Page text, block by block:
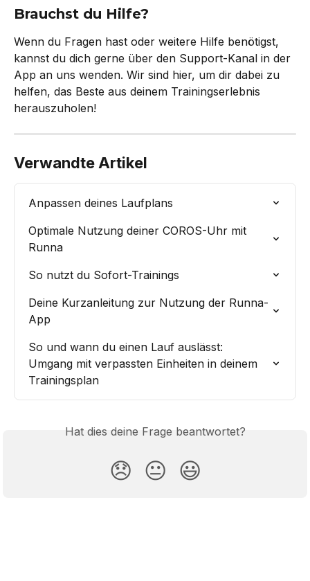
Brauchst du Hilfe?
Wenn du Fragen hast oder weitere Hilfe benötigst,
kannst du dich gerne über den Support-Kanal in der
App an uns wenden. Wir sind hier, um dir dabei zu
helfen, das Beste aus deinem Trainingserlebnis
herauszuholen!
Verwandte Artikel
Anpassen deines Laufplans
Optimale Nutzung deiner COROS-Uhr mit
Runna
So nutzt du Sofort-Trainings
Deine Kurzanleitung zur Nutzung der Runna-
App
So und wann du einen Lauf auslässt:
Umgang mit verpassten Einheiten in deinem
Trainingsplan
Hat dies deine Frage beantwortet?
😞 😐 😃